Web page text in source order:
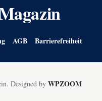
AGB Barrierefreiheit
Designed by WPZOOM